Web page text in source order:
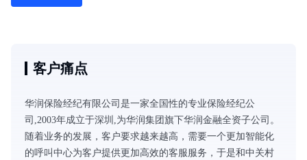
客户痛点
华润保险经纪有限公司是一家全国性的专业保险经纪公
司,2003年成立于深圳,为华润集团旗下华润金融全资子公司。
随着业务的发展，客户要求越来越高，需要一个更加智能化
的呼叫中心为客户提供更加高效的客服服务，于是和中关村